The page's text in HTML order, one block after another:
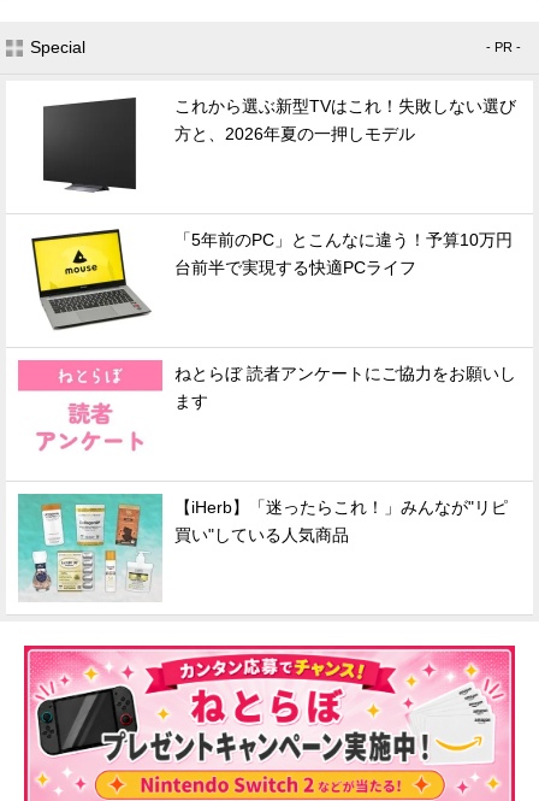
Special - PR -
これから選ぶ新型TVはこれ！失敗しない選び
方と、2026年夏の一押しモデル
「5年前のPC」とこんなに違う！予算10万円
台前半で実現する快適PCライフ
ねとらぼ 読者アンケートにご協力をお願いし
ます
【iHerb】「迷ったらこれ！」みんなが"リピ
買い"している人気商品